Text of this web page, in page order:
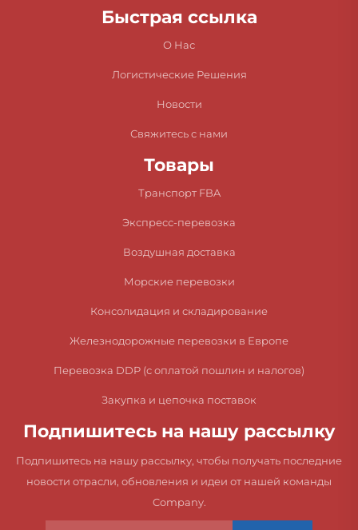
Быстрая ссылка
О Нас
Логистические Решения
Новости
Свяжитесь с нами
Товары
Транспорт FBA
Экспресс-перевозка
Воздушная доставка
Морские перевозки
Консолидация и складирование
Железнодорожные перевозки в Европе
Перевозка DDP (с оплатой пошлин и налогов)
Закупка и цепочка поставок
Подпишитесь на нашу рассылку
Подпишитесь на нашу рассылку, чтобы получать последние
новости отрасли, обновления и идеи от нашей команды
Company.